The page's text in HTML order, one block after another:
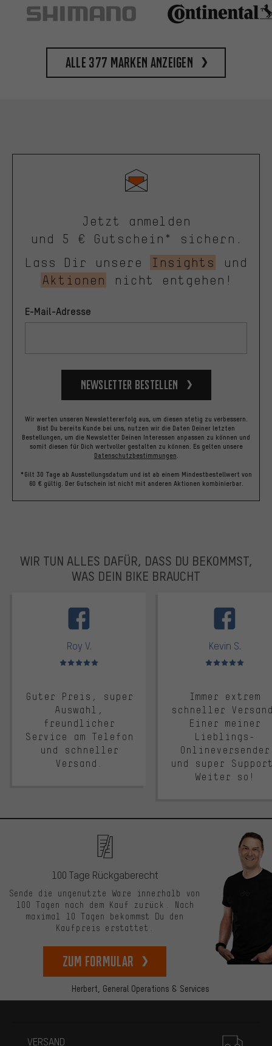
Alle 377 Marken anzeigen
Jetzt anmelden
und 5 € Gutschein* sichern.
Lass Dir unsere
Insights
und
Aktionen
nicht entgehen!
E-Mail-Adresse
Newsletter bestellen
Wir werten unseren Newslettererfolg aus, um diesen stetig zu verbessern.
Bist Du bereits Kunde bei uns, nutzen wir die Daten Deiner letzten
Bestellungen, um die Newsletter Deinen Interessen anpassen zu können und
somit diesen für Dich wertvoller gestalten zu können. Es gelten unsere
Datenschutzbestimmungen.
*Gilt 30 Tage ab Ausstellungsdatum und ist ab einem Mindestbestellwert von
60 € gültig. Der Gutschein ist nicht mit anderen Aktionen kombinierbar.
WIR TUN ALLES DAFÜR, DASS DU BEKOMMST,
WAS DEIN BIKE BRAUCHT
Roy V.
Bewertungen: 5 von 5
Guter Preis, super
Auswahl,
freundlicher
Service am Telefon
und schneller
Versand.
Kevin S.
Bewertungen: 5 von 5
Immer extrem
schneller
Einer meiner
Lieblings-
Onlineversender
und super
Weiter so!
Herbert, General Operations & Services
100 Tage Rückgaberecht
Sende die ungenutzte Ware innerhalb von
100 Tagen nach dem Kauf zurück. Nach
maximal 10 Tagen bekommst Du den
Kaufpreis erstattet.
zum Formular
VERSAND